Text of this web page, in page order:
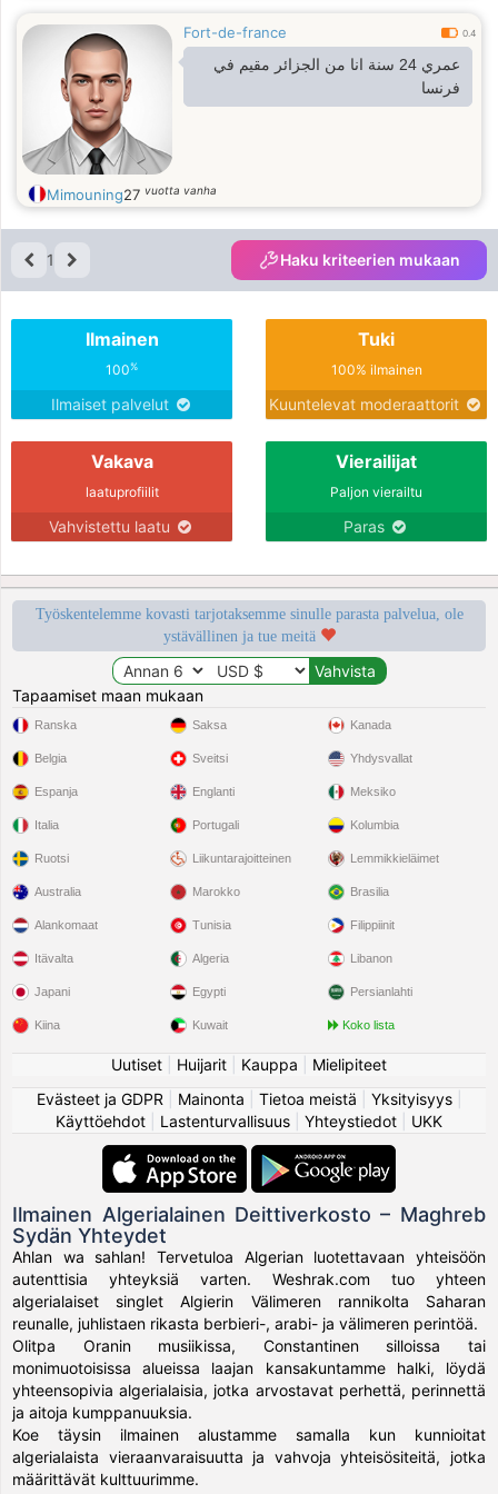
Fort-de-france 0.4
عمري 24 سنة انا من الجزائر مقيم في
فرنسا
Mimouning27 vuotta vanha
1 Haku kriteerien mukaan
Ilmainen
100%
Ilmaiset palvelut
Tuki
100% ilmainen
Kuuntelevat moderaattorit
Vakava
laatuprofiilit
Vahvistettu laatu
Vierailijat
Paljon vierailtu
Paras
Työskentelemme kovasti tarjotaksemme sinulle parasta palvelua, ole
ystävällinen ja tue meitä
Tapaamiset maan mukaan
Ranska
Belgia
Espanja
Italia
Ruotsi
Saksa
Sveitsi
Englanti
Portugali
Liikuntarajoitteinen
Kanada
Yhdysvallat
Meksiko
Kolumbia
Lemmikkieläimet
Australia
Alankomaat
Itävalta
Japani
Kiina
Marokko
Tunisia
Algeria
Egypti
Kuwait
Brasilia
Filippiinit
Libanon
Persianlahti
Koko lista
Uutiset Huijarit Kauppa
Mielipiteet
Evästeet ja GDPR
Mainonta Tietoa meistä Yksityisyys|
Käyttöehdot
Lastenturvallisuus Yhteystiedot UKK
Ilmainen Algerialainen Deittiverkosto – Maghreb
Sydän Yhteydet
Ahlan wa sahlan! Tervetuloa Algerian luotettavaan yhteisöön
autenttisia yhteyksiä varten. Weshrak.com tuo yhteen
algerialaiset singlet Algierin Välimeren rannikolta Saharan
reunalle, juhlistaen rikasta berbieri-, arabi- ja välimeren perintöä.
Olitpa Oranin musiikissa, Constantinen silloissa tai
monimuotoisissa alueissa laajan kansakuntamme halki, löydä
yhteensopivia algerialaisia, jotka arvostavat perhettä, perinnettä
ja aitoja kumppanuuksia.
Koe täysin ilmainen alustamme samalla kun kunnioitat
algerialaista vieraanvaraisuutta ja vahvoja yhteisösiteitä, jotka
määrittävät kulttuurimme.